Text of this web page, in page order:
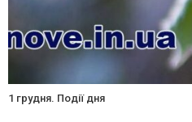
1 грудня. Події дня